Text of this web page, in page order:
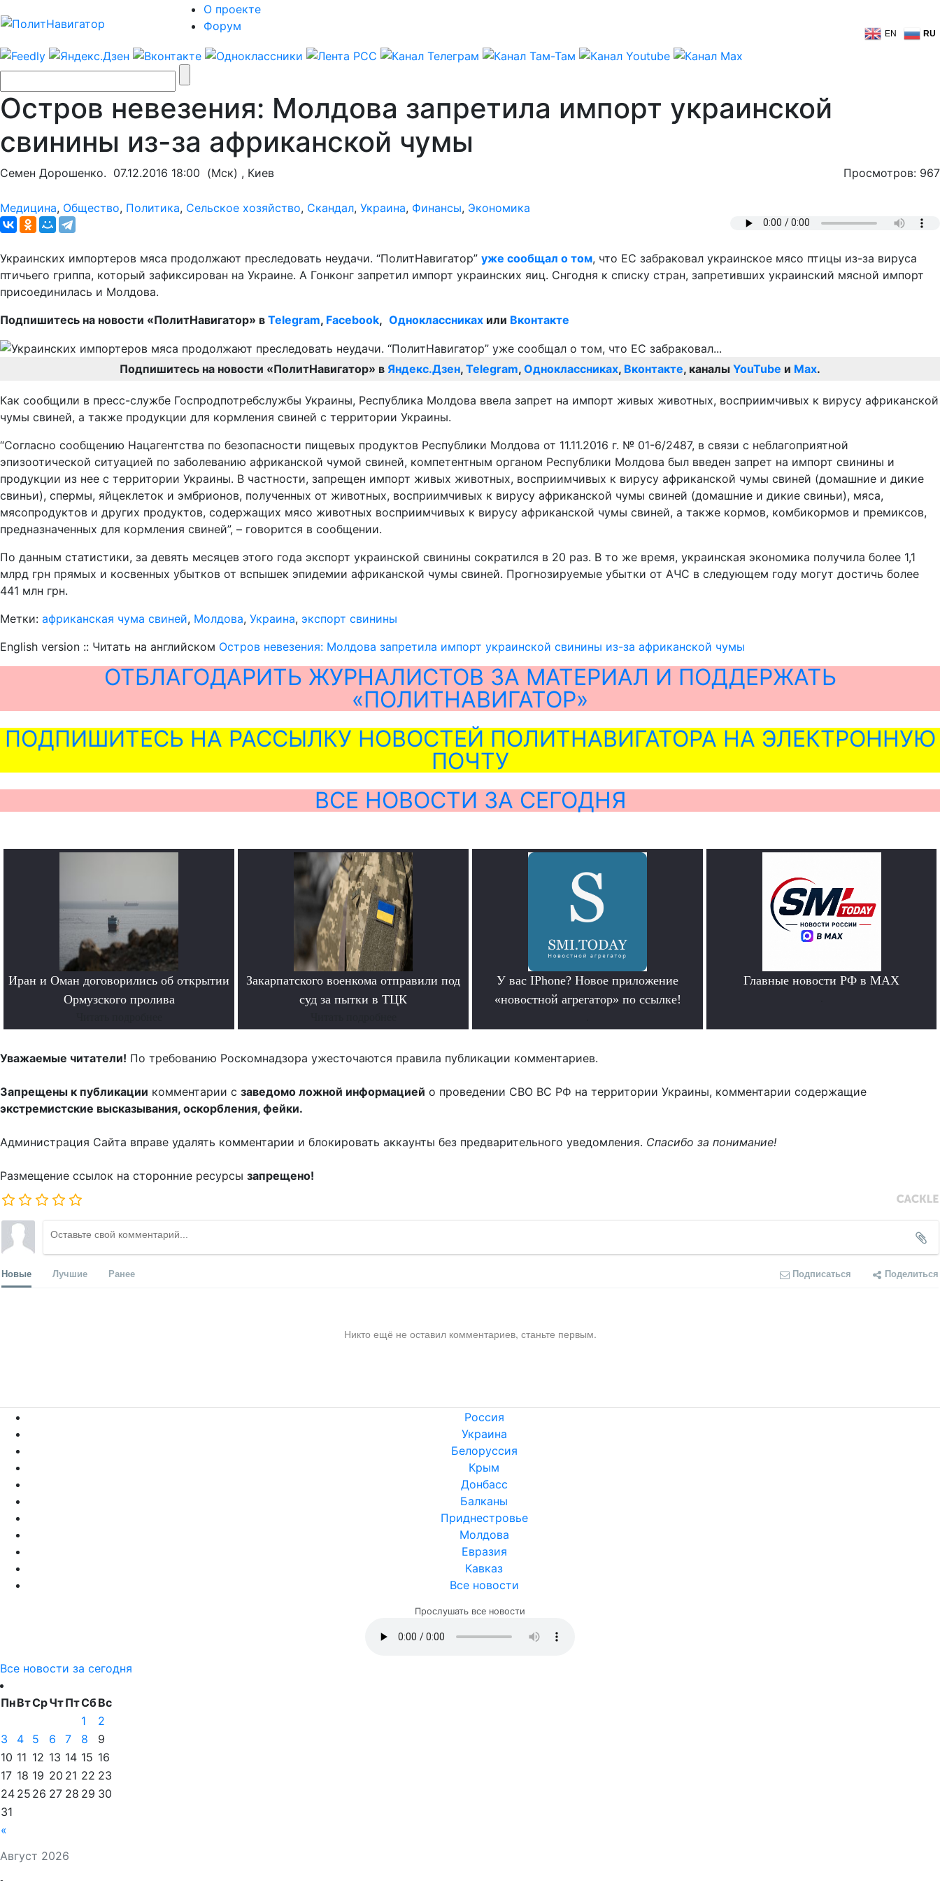
О проекте
Форум
EN RU
Остров невезения: Молдова запретила импорт украинской
свинины из-за африканской чумы
Семен Дорошенко. 07.12.2016 18:00 (Мск) , Киев Просмотров: 967
Медицина, Общество, Политика, Сельское хозяйство, Скандал, Украина, Финансы, Экономика
Украинских импортеров мяса продолжают преследовать неудачи. “ПолитНавигатор” уже сообщал о том, что ЕС забраковал украинское мясо птицы из-за вируса
птичьего гриппа, который зафиксирован на Украине. А Гонконг запретил импорт украинских яиц. Снгодня к списку стран, запретивших украинский мясной импорт
присоединилась и Молдова.
Подпишитесь на новости «ПолитНавигатор» в Telegram, Facebook, Одноклассниках или Вконтакте
Подпишитесь на новости «ПолитНавигатор» в Яндекс.Дзен, Telegram, Одноклассниках, Вконтакте, каналы YouTube и Max.
Как сообщили в пресс-службе Госпродпотребслужбы Украины, Республика Молдова ввела запрет на импорт живых животных, восприимчивых к вирусу африканской
чумы свиней, а также продукции для кормления свиней с территории Украины.
“Согласно сообщению Нацагентства по безопасности пищевых продуктов Республики Молдова от 11.11.2016 г. № 01-6/2487, в связи с неблагоприятной
эпизоотической ситуацией по заболеванию африканской чумой свиней, компетентным органом Республики Молдова был введен запрет на импорт свинины и
продукции из нее с территории Украины. В частности, запрещен импорт живых животных, восприимчивых к вирусу африканской чумы свиней (домашние и дикие
свиньи), спермы, яйцеклеток и эмбрионов, полученных от животных, восприимчивых к вирусу африканской чумы свиней (домашние и дикие свиньи), мяса,
мясопродуктов и других продуктов, содержащих мясо животных восприимчивых к вирусу африканской чумы свиней, а также кормов, комбикормов и премиксов,
предназначенных для кормления свиней”, – говорится в сообщении.
По данным статистики, за девять месяцев этого года экспорт украинской свинины сократился в 20 раз. В то же время, украинская экономика получила более 1,1
млрд грн прямых и косвенных убытков от вспышек эпидемии африканской чумы свиней. Прогнозируемые убытки от АЧС в следующем году могут достичь более
441 млн грн.
Метки: африканская чума свиней, Молдова, Украина, экспорт свинины
English version :: Читать на английском Остров невезения: Молдова запретила импорт украинской свинины из-за африканской чумы
ОТБЛАГОДАРИТЬ ЖУРНАЛИСТОВ ЗА МАТЕРИАЛ И ПОДДЕРЖАТЬ
«ПОЛИТНАВИГАТОР»
ПОДПИШИТЕСЬ НА РАССЫЛКУ НОВОСТЕЙ ПОЛИТНАВИГАТОРА НА ЭЛЕКТРОННУЮ
ПОЧТУ
ВСЕ НОВОСТИ ЗА СЕГОДНЯ
Иран и Оман договорились об открытии
Ормузского пролива
Закарпатского военкома отправили под
суд за пытки в ТЦК
У вас IPhone? Новое приложение
«новостной агрегатор» по ссылке!
Главные новости РФ в MAX
Уважаемые читатели! По требованию Роскомнадзора ужесточаются правила публикации комментариев.
Запрещены к публикации комментарии с заведомо ложной информацией о проведении СВО ВС РФ на территории Украины, комментарии содержащие
экстремистские высказывания, оскорбления, фейки.
Администрация Сайта вправе удалять комментарии и блокировать аккаунты без предварительного уведомления. Спасибо за понимание!
Размещение ссылок на сторонние ресурсы запрещено!
Новые Лучшие Ранее Подписаться Поделиться
Никто ещё не оставил комментариев, станьте первым.
Россия
Украина
Белоруссия
Крым
Донбасс
Балканы
Приднестровье
Молдова
Евразия
Кавказ
Все новости
Прослушать все новости
Все новости за сегодня
Август 2026
ПнВтСрЧтПтСбВс
«
1
2
3
4 5 6 7 8
9
10 11 12 13 14 15 16
17 18 19 20 21 22 23
24 25 26 27 28 29 30
31